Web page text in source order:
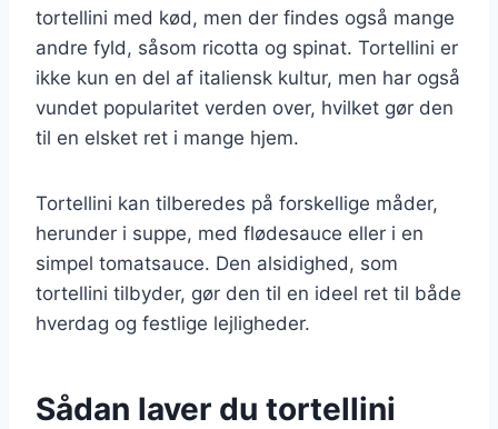
tortellini med kød, men der findes også mange
andre fyld, såsom ricotta og spinat. Tortellini er
ikke kun en del af italiensk kultur, men har også
vundet popularitet verden over, hvilket gør den
til en elsket ret i mange hjem.
Tortellini kan tilberedes på forskellige måder,
herunder i suppe, med flødesauce eller i en
simpel tomatsauce. Den alsidighed, som
tortellini tilbyder, gør den til en ideel ret til både
hverdag og festlige lejligheder.
Sådan laver du tortellini